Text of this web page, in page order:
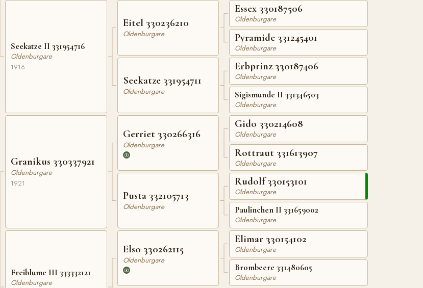
Seekatze II 331954716
Oldenburgare
1916
Granikus 330337921
Oldenburgare
1921
Freiblume III 333332121
Oldenburgare
Eitel 330236210
Oldenburgare
Seekatze 331954711
Oldenburgare
Gerriet 330266316
Oldenburgare
Pusta 332105713
Oldenburgare
Elso 330262115
Oldenburgare
Essex 330187506
Oldenburgare
Pyramide 331245401
Oldenburgare
Erbprinz 330187406
Oldenburgare
Sigismunde II 331346503
Oldenburgare
Gido 330214608
Oldenburgare
Rottraut 331613907
Oldenburgare
Rudolf 330153101
Oldenburgare
Paulinchen II 331659002
Oldenburgare
Elimar 330154102
Oldenburgare
Brombeere 331480605
Oldenburgare